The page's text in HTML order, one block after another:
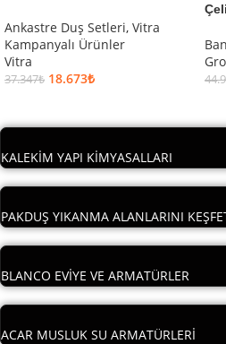
Ankastre Duş Setleri, Vitra
Kampanyalı Ürünler
Vitra
37.347₺ 18.673₺
KALEKİM YAPI KİMYASALLARI
PAKDUŞ YIKANMA ALANLARINI
BLANCO EVİYE VE ARMATÜRLER
ACAR MUSLUK SU ARMATÜRLERİ